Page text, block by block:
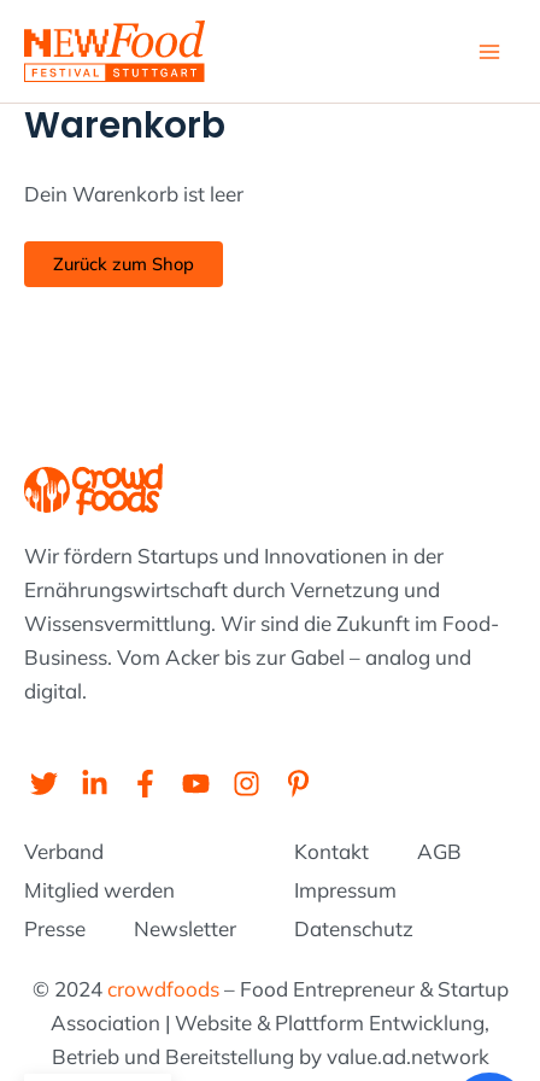
Inhalt
springen
Warenkorb
Dein Warenkorb ist leer
Zurück zum Shop
Wir fördern Startups und Innovationen in der
Ernährungswirtschaft durch Vernetzung und
Wissens­vermittlung. Wir sind die Zukunft im Food-
Business. Vom Acker bis zur Gabel – analog und
digital.
T
w
t
t
r
L
i
k
e
-
i
n
F
a
b
o
o
-
f
Y
o
b
e
I
n
m
P
i
t
e
r
e
t
-
p
Verband
Mitglied werden
Presse
Newsletter
Kontakt
AGB
Impressum
Datenschutz
© 2024crowdfoods– Food Entrepreneur & Startup
Association | Website & Plattform Entwicklung,
Betrieb und Bereitstellung by value.ad.network